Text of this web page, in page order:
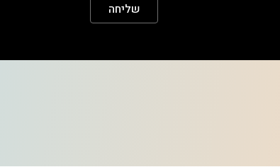
שליחה